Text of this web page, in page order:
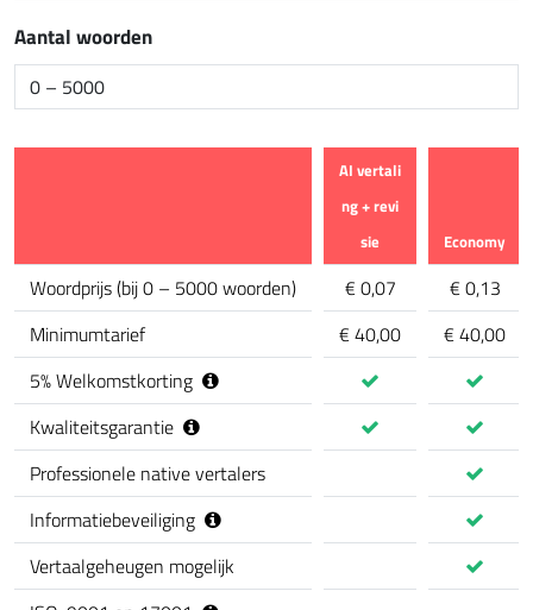
Aantal woorden
Kenmerk
AI vertali
ng + revi
sie
Economy
Woordprijs(bij 0 – 5000 woorden) € 0,07
€ 0,13
Minimumtarief
€ 40,00
€ 40,00
5%Welkomstkorting
Kwaliteitsgarantie
Professionele native vertalers
Informatiebeveiliging
Vertaalgeheugen mogelijk